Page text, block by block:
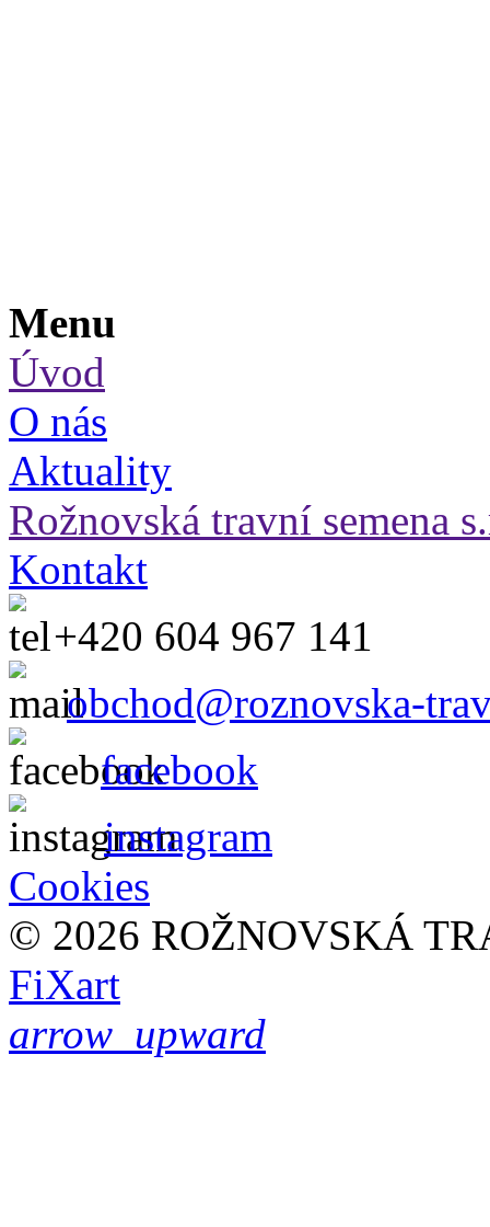
Menu
Úvod
O nás
Aktuality
Rožnovská travní semena
Kontakt
+420 604 967 141
obchod@roznovska-
facebook
instagram
Cookies
© 2026 ROŽNOVSKÁ
FiXart
arrow_upward